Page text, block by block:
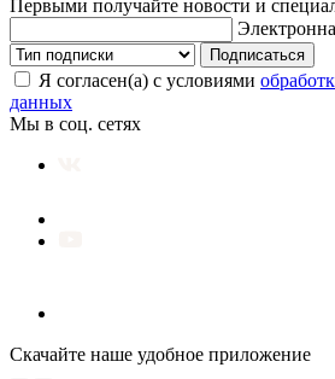
Первыми получайте новости и
Подписаться
Я согласен(а) с условиями
данных
Мы в соц. сетях
Скачайте наше удобное приложение